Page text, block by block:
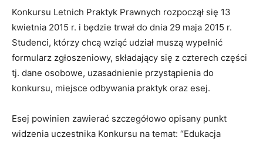
Konkursu Letnich Praktyk Prawnych rozpoczął się 13
kwietnia 2015 r. i będzie trwał do dnia 29 maja 2015 r.
Studenci, którzy chcą wziąć udział muszą wypełnić
formularz zgłoszeniowy, składający się z czterech części
tj. dane osobowe, uzasadnienie przystąpienia do
konkursu, miejsce odbywania praktyk oraz esej.
Esej powinien zawierać szczegółowo opisany punkt
widzenia uczestnika Konkursu na temat: “Edukacja